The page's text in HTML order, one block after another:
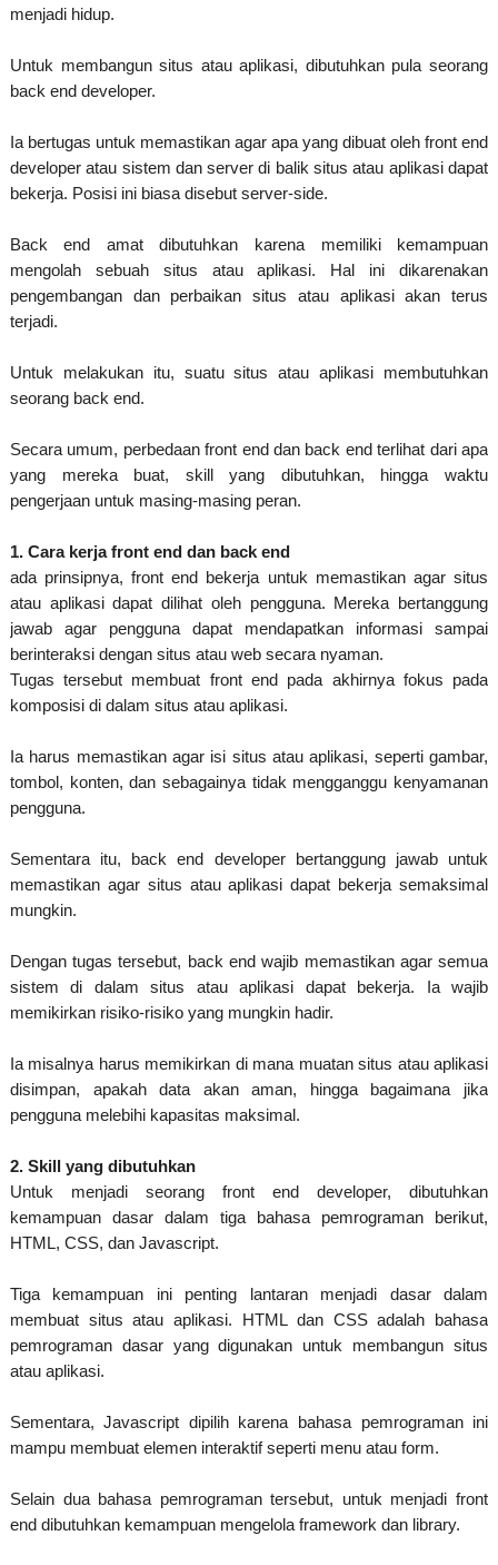
menjadi hidup.
Untuk membangun situs atau aplikasi, dibutuhkan pula seorang
back end developer.
Ia bertugas untuk memastikan agar apa yang dibuat oleh front end
developer atau sistem dan server di balik situs atau aplikasi dapat
bekerja. Posisi ini biasa disebut server-side.
Back end amat dibutuhkan karena memiliki kemampuan
mengolah sebuah situs atau aplikasi. Hal ini dikarenakan
pengembangan dan perbaikan situs atau aplikasi akan terus
terjadi.
Untuk melakukan itu, suatu situs atau aplikasi membutuhkan
seorang back end.
Secara umum, perbedaan front end dan back end terlihat dari apa
yang mereka buat, skill yang dibutuhkan, hingga waktu
pengerjaan untuk masing-masing peran.
1. Cara kerja front end dan back end
ada prinsipnya, front end bekerja untuk memastikan agar situs
atau aplikasi dapat dilihat oleh pengguna. Mereka bertanggung
jawab agar pengguna dapat mendapatkan informasi sampai
berinteraksi dengan situs atau web secara nyaman.
Tugas tersebut membuat front end pada akhirnya fokus pada
komposisi di dalam situs atau aplikasi.
Ia harus memastikan agar isi situs atau aplikasi, seperti gambar,
tombol, konten, dan sebagainya tidak mengganggu kenyamanan
pengguna.
Sementara itu, back end developer bertanggung jawab untuk
memastikan agar situs atau aplikasi dapat bekerja semaksimal
mungkin.
Dengan tugas tersebut, back end wajib memastikan agar semua
sistem di dalam situs atau aplikasi dapat bekerja. Ia wajib
memikirkan risiko-risiko yang mungkin hadir.
Ia misalnya harus memikirkan di mana muatan situs atau aplikasi
disimpan, apakah data akan aman, hingga bagaimana jika
pengguna melebihi kapasitas maksimal.
2. Skill yang dibutuhkan
Untuk menjadi seorang front end developer, dibutuhkan
kemampuan dasar dalam tiga bahasa pemrograman berikut,
HTML, CSS, dan Javascript.
Tiga kemampuan ini penting lantaran menjadi dasar dalam
membuat situs atau aplikasi. HTML dan CSS adalah bahasa
pemrograman dasar yang digunakan untuk membangun situs
atau aplikasi.
Sementara, Javascript dipilih karena bahasa pemrograman ini
mampu membuat elemen interaktif seperti menu atau form.
Selain dua bahasa pemrograman tersebut, untuk menjadi front
end dibutuhkan kemampuan mengelola framework dan library.